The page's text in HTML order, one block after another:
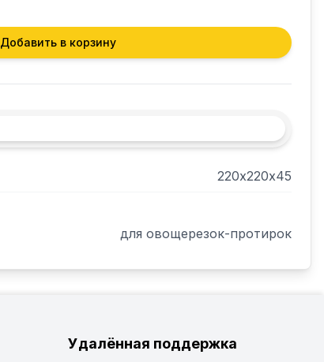
Добавить в корзину
220х220х45
для овощерезок-протирок
Удалённая поддержка